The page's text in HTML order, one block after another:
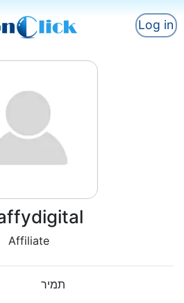
Log in
Affiliate
תמיר